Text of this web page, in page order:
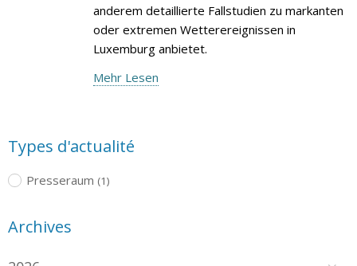
anderem detaillierte Fallstudien zu markanten
oder extremen Wetterereignissen in
Luxemburg anbietet.
Mehr Lesen
Types d'actualité
Presseraum (1)
Archives